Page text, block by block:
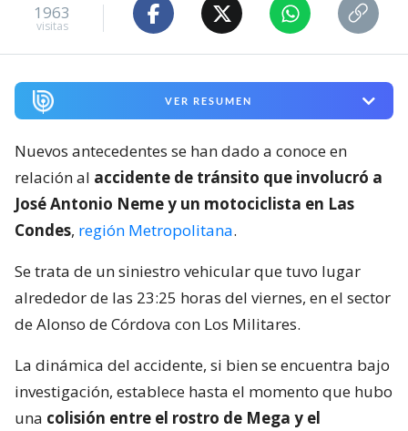
1963
visitas
VER RESUMEN
Nuevos antecedentes se han dado a conoce en
relación al accidente de tránsito que involucró a
José Antonio Neme y un motociclista en Las
Condes, región Metropolitana.
Se trata de un siniestro vehicular que tuvo lugar
alrededor de las 23:25 horas del viernes, en el sector
de Alonso de Córdova con Los Militares.
La dinámica del accidente, si bien se encuentra bajo
investigación, establece hasta el momento que hubo
una colisión entre el rostro de Mega y el